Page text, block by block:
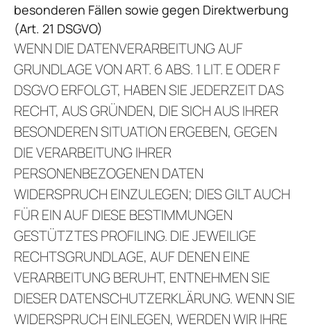
besonderen Fällen sowie gegen Direktwerbung
(Art. 21 DSGVO)
WENN DIE DATENVERARBEITUNG AUF
GRUNDLAGE VON ART. 6 ABS. 1 LIT. E ODER F
DSGVO ERFOLGT, HABEN SIE JEDERZEIT DAS
RECHT, AUS GRÜNDEN, DIE SICH AUS IHRER
BESONDEREN SITUATION ERGEBEN, GEGEN
DIE VERARBEITUNG IHRER
PERSONENBEZOGENEN DATEN
WIDERSPRUCH EINZULEGEN; DIES GILT AUCH
FÜR EIN AUF DIESE BESTIMMUNGEN
GESTÜTZTES PROFILING. DIE JEWEILIGE
RECHTSGRUNDLAGE, AUF DENEN EINE
VERARBEITUNG BERUHT, ENTNEHMEN SIE
DIESER DATENSCHUTZERKLÄRUNG. WENN SIE
WIDERSPRUCH EINLEGEN, WERDEN WIR IHRE